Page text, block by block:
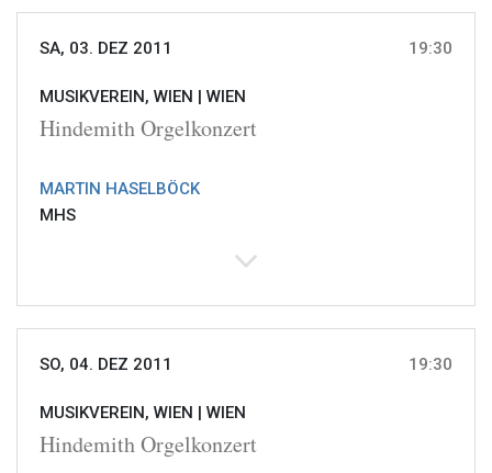
SA, 03. DEZ 2011 19:30
MUSIKVEREIN, WIEN | WIEN
Hindemith Orgelkonzert
MARTIN HASELBÖCK
MHS
SO, 04. DEZ 2011 19:30
MUSIKVEREIN, WIEN | WIEN
Hindemith Orgelkonzert